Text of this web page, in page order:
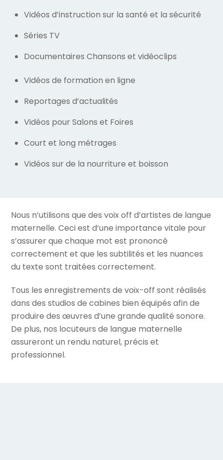
Vidéos d’instruction sur la santé et la sécurité
Séries TV
Documentaires Chansons et vidéoclips
Vidéos de formation en ligne
Reportages d’actualités
Vidéos pour Salons et Foires
Court et long métrages
Vidéos sur de la nourriture et boisson
Nous n’utilisons que des voix off d’artistes de langue
maternelle. Ceci est d’une importance vitale pour
s’assurer que chaque mot est prononcé
correctement et que les subtilités et les nuances
du texte sont traitées correctement.
Tous les enregistrements de voix-off sont réalisés
dans des studios de cabines bien équipés afin de
produire des œuvres d’une grande qualité sonore.
De plus, nos locuteurs de langue maternelle
assureront un rendu naturel, précis et
professionnel.